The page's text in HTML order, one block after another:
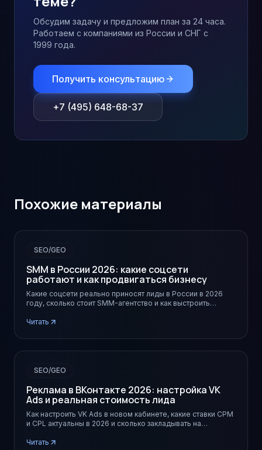
Обсудим задачу и предложим план за 24 часа.
Работаем с компаниями из России и СНГ с
1999 года.
Получить консультацию
+7 (495) 648-68-37
Похожие материалы
SEO/GEO
SMM в России 2026: какие соцсети
работают и как продвигаться бизнесу
Какие соцсети реально приносят лиды в России в 2026
году, сколько стоит SMM-агентство и как выстроить
Читать
SEO/GEO
Реклама в ВКонтакте 2026: настройка VK
Ads и реальная стоимость лида
Как настроить VK Ads в новом кабинете, какие ставки CPM
и CPL актуальны в 2026 и сколько закладывать на
Читать